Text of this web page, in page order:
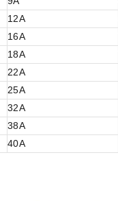
12A
16A
18A
22A
25A
32A
38A
40A